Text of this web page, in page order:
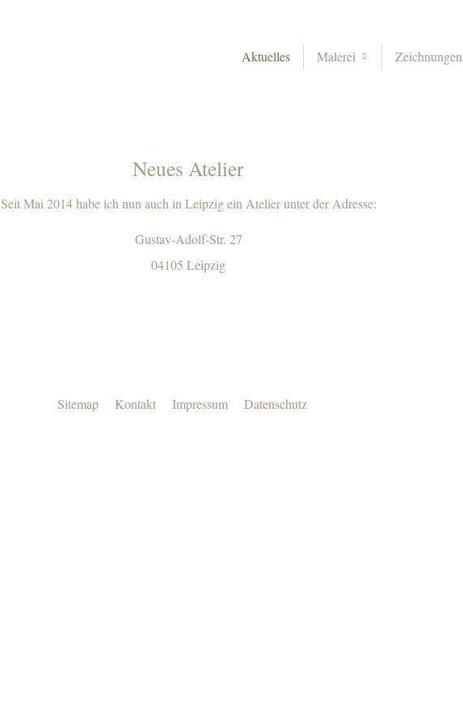
Aktuelles Malerei Zeichnungen
Neues Atelier
Seit Mai 2014 habe ich nun auch in Leipzig ein Atelier unter der Adresse:
Gustav-Adolf-Str. 27
04105 Leipzig
Sitemap Kontakt Impressum Datenschutz